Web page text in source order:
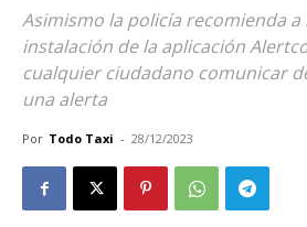
Asimismo la policía recomienda a
instalación de la aplicación
cualquier ciudadano comunicar
una alerta
Por Todo Taxi - 28/12/2023